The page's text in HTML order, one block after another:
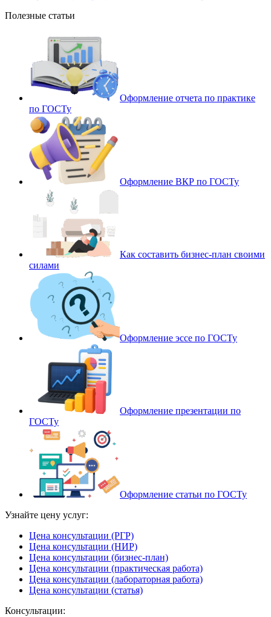
Полезные статьи
Оформление отчета по практике
по ГОСТу
Оформление ВКР по ГОСТу
Как составить бизнес-план своими
силами
Оформление эссе по ГОСТу
Оформление презентации по
ГОСТу
Оформление статьи по ГОСТу
Узнайте цену услуг:
Цена консультации (РГР)
Цена консультации (НИР)
Цена консультации (бизнес-план)
Цена консультации (практическая работа)
Цена консультации (лабораторная работа)
Цена консультации (статья)
Консультации: